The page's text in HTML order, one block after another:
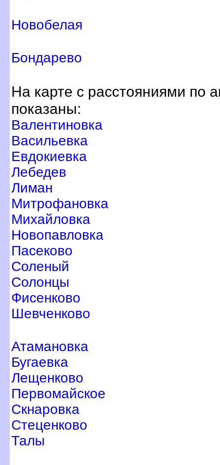
Новобелая
Бондарево
На карте с расстояниями по
показаны:
алентиновка
асильевка
Евдокиевка
Лебеде
Лиман
Митрофановка
Михайловка
Новопавловка
Пасеково
Соленый
Солонцы
Фисенково
Шевченково
Атамановка
Бугаевка
Лещенково
Первомайское
Скнаровка
Стеценково
Талы